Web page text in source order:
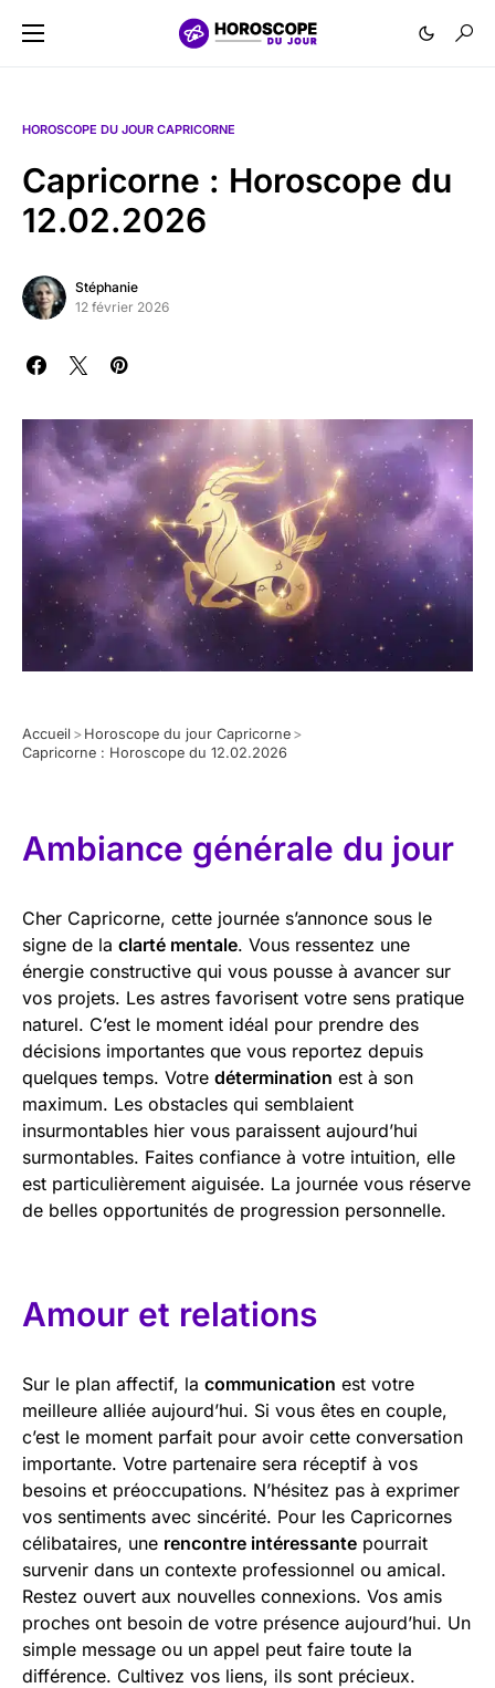
HOROSCOPE DU JOUR CAPRICORNE
Capricorne : Horoscope du
12.02.2026
Stéphanie
12 février 2026
Accueil > Horoscope du jour Capricorne >
Capricorne : Horoscope du 12.02.2026
Ambiance générale du jour
Cher Capricorne, cette journée s’annonce sous le
signe de la clarté mentale. Vous ressentez une
énergie constructive qui vous pousse à avancer sur
vos projets. Les astres favorisent votre sens pratique
naturel. C’est le moment idéal pour prendre des
décisions importantes que vous reportez depuis
quelques temps. Votre détermination est à son
maximum. Les obstacles qui semblaient
insurmontables hier vous paraissent aujourd’hui
surmontables. Faites confiance à votre intuition, elle
est particulièrement aiguisée. La journée vous réserve
de belles opportunités de progression personnelle.
Amour et relations
Sur le plan affectif, la communication est votre
meilleure alliée aujourd’hui. Si vous êtes en couple,
c’est le moment parfait pour avoir cette conversation
importante. Votre partenaire sera réceptif à vos
besoins et préoccupations. N’hésitez pas à exprimer
vos sentiments avec sincérité. Pour les Capricornes
célibataires, une rencontre intéressante pourrait
survenir dans un contexte professionnel ou amical.
Restez ouvert aux nouvelles connexions. Vos amis
proches ont besoin de votre présence aujourd’hui. Un
simple message ou un appel peut faire toute la
différence. Cultivez vos liens, ils sont précieux.